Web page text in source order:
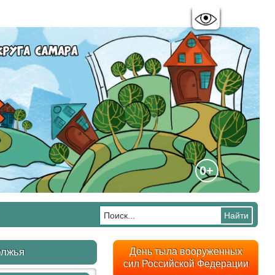
0+
День тыла вооруженных
сил Российской Федерации